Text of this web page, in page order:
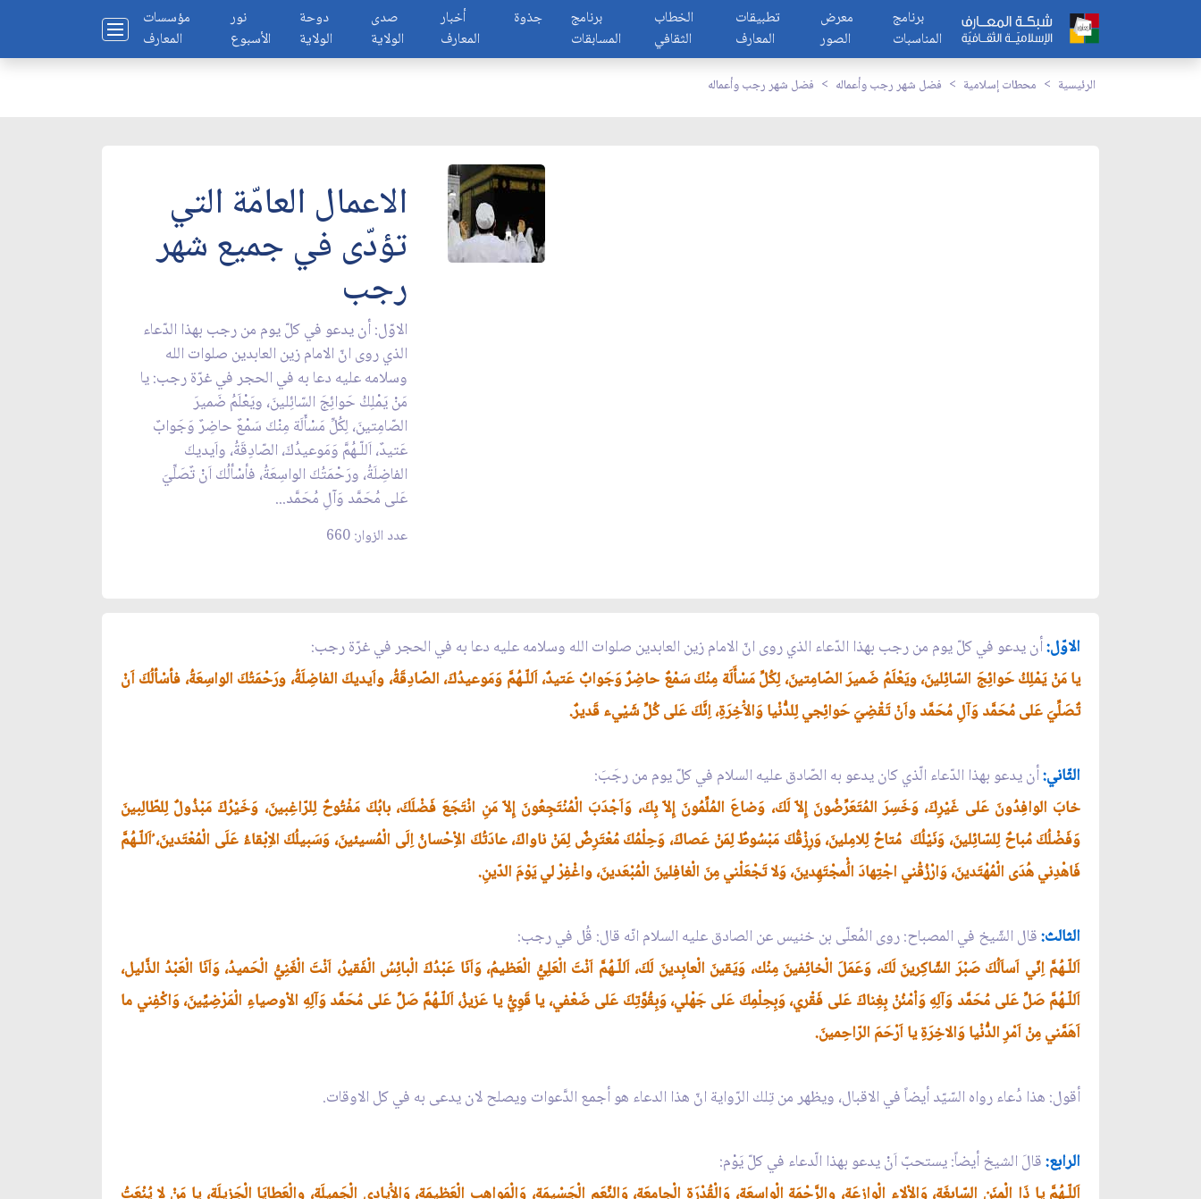
مؤسسات
المعارف
نور
الأسبوع
دوحة
الولاية
صدى
الولاية
أخبار
المعارف
جذوة
برنامج
المسابقات
الخطاب
الثقافي
تطبيقات
المعارف
معرض
الصور
برنامج
المناسبات
الرئيسية محطات إسلامية فضل شهر رجب وأعماله فضل شهر رجب وأعماله
الاعمال العامّة التي
تؤدّى في جميع شهر
رجب
الاوّل: أن يدعو في كلّ يوم من رجب بهذا الدّعاء
الذي روى انّ الامام زين العابدين صلوات الله
وسلامه عليه دعا به في الحجر في غرّة رجب: يا
مَنْ يَمْلِكُ حَوائِجَ السّائِلينَ، ويَعْلَمُ ضَميرَ
الصّامِتينَ، لِكُلِّ مَسْأَلَة مِنْكَ سَمْعٌ حاضِرٌ وَجَوابٌ
عَتيدٌ، اَللّـهُمَّ وَمَوعيدُكَ، الصّادِقَةُ، واَيديكَ
الفاضِلَةُ، ورَحْمَتُكَ الواسِعَةُ، فأسْألُكَ اَنْ تٌصَلِّيَ
عَلى مُحَمَّد وَآلِ مُحَمَّد...
عدد الزوار: 660
الاوّل:أن يدعو في كلّ يوم من رجب بهذا الدّعاء الذي روى انّ الامام زين العابدين صلوات الله وسلامه عليه دعا به في الحجر في غرّة رجب:
يا مَنْ يَمْلِكُ حَوائِجَ السّائِلينَ، ويَعْلَمُ ضَميرَ الصّامِتينَ، لِكُلِّ مَسْأَلَة مِنْكَ سَمْعٌ حاضِرٌ وَجَوابٌ عَتيدٌ، اَللّـهُمَّ وَمَوعيدُكَ، الصّادِقَةُ، واَيديكَ الفاضِلَةُ، ورَحْمَتُكَ الواسِعَةُ، فأسْألُكَ اَنْ
تٌصَلِّيَ عَلى مُحَمَّد وَآلِ مُحَمَّد واَنْ تَقْضِيَ حَوائِجي لِلدُّنْيا وَالاَْخِرَةِ، اِنَّكَ عَلى كُلِّ شَيْيء قَديرٌ.
الثّاني:أن يدعو بهذا الدّعاء الّذي كان يدعو به الصّادق عليه السلام في كلّ يوم من رجَبَ:
خابَ الوافِدُونَ عَلى غَيْرِكَ، وَخَسِرَ المُتَعَرِّضُونَ إِلاّ لَكَ، وَضاعَ المُلِّمُونَ إِلاّ بِكَ، وَاَجْدَبَ الْمُنْتَجِعُونَ إِلاّ مَنِ انْتَجَعَ فَضْلَكَ، بابُكَ مَفْتُوحٌ لِلرّاغِبينَ، وَخَيْرُكَ مَبْذُولٌ لِلطّالِبينَ
وَفَضْلُكَ مُباحٌ لِلسّائِلينَ، وَنَيْلُكَ مُتاحٌ لِلامِلينَ، وَرِزْقُكَ مَبْسُوطٌ لِمَنْ عَصاكَ، وَحِلْمُكَ مُعْتَرِضٌ لِمَنْ ناواكَ، عادَتُكَ الاِْحْسانُ اِلَى الْمُسيئينَ، وَسَبيلُكَ الاِبْقاءُ عَلَى الْمُعْتَدينَ، ُاَللّـهُمَّ
فَاهْدِني هُدَى الْمُهْتَدينَ، وَارْزُقْني اجْتِهادَ الُْمجْتَهِدينَ، وَلا تَجْعَلْني مِنَ الْغافِلينَ الْمُبْعَدينَ، واغْفِرْ لي يَوْمَ الدّينِ.
الثالث:قال الشّيخ في المصباح: روى المُعلّى بن خنيس عن الصادق عليه السلام انّه قال: قُل في رجب:
اَللّـهُمَّ اِنّي اَساَلُكَ صَبْرَ الشّاكِرينَ لَكَ، وَعَمَلَ الْخائِفينَ مِنْك، وَيَقينَ الْعابِدينَ لَكَ، اَللّـهُمَّ اَنْتَ الْعَلِيُّ الْعَظيمُ، وَاَنَا عَبْدُكَ الْبائِسُ الْفَقيرُ، اَنْتَ الْغَنِيُّ الْحَميدُ، وَاَنَا الْعَبْدُ الذَّليل،
اَللّـهُمَّ صَلِّ عَلى مُحَمَّد وَآلِهِ وَاْمْنُنْ بِغِناكَ عَلى فَقْري، وَبِحِلْمِكَ عَلى جَهْلي، وَبِقُوَّتِكَ عَلى ضَعْفي، يا قَوِيُّ يا عَزيزُ، اَللّـهُمَّ صَلِّ عَلى مُحَمَّد وَآلِهِ الاْوصياءِ الْمَرْضِيِّينَ، وَاكْفِني ما
اَهَمَّني مِنْ اَمْرِ الدُّنْيا وَالاخِرَةِ يا اَرْحَمَ الرّاحِمينَ.
أقول: هذا دُعاء رواه السّيّد أيضاً في الاقبال، ويظهر من تِلك الرّواية انّ هذا الدعاء هو أجمع الدَّعوات ويصلح لان يدعى به في كل الاوقات.
الرابع:قالَ الشيخ أيضاً: يستحبّ اَنْ يدعو بهذا الّدعاء في كلّ يَوْم: